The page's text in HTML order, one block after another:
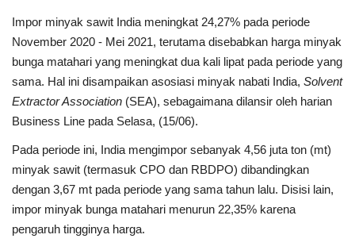
Indonesia
Impor minyak sawit India meningkat 24,27% pada periode
November 2020 - Mei 2021, terutama disebabkan harga minyak
bunga matahari yang meningkat dua kali lipat pada periode yang
sama. Hal ini disampaikan asosiasi minyak nabati India, Solvent
Extractor Association (SEA), sebagaimana dilansir oleh harian
Business Line pada Selasa, (15/06).
Pada periode ini, India mengimpor sebanyak 4,56 juta ton (mt)
minyak sawit (termasuk CPO dan RBDPO) dibandingkan
dengan 3,67 mt pada periode yang sama tahun lalu. Disisi lain,
impor minyak bunga matahari menurun 22,35% karena
pengaruh tingginya harga.